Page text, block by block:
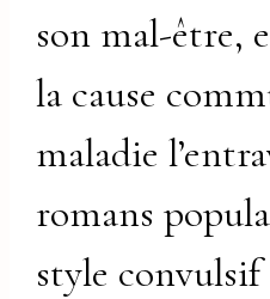
son mal-être,
la cause
maladie
romans
style